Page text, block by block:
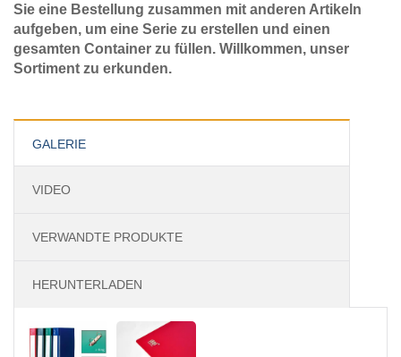
Sie eine Bestellung zusammen mit anderen Artikeln
aufgeben, um eine Serie zu erstellen und einen
gesamten Container zu füllen. Willkommen, unser
Sortiment zu erkunden.
GALERIE
VIDEO
VERWANDTE PRODUKTE
HERUNTERLADEN